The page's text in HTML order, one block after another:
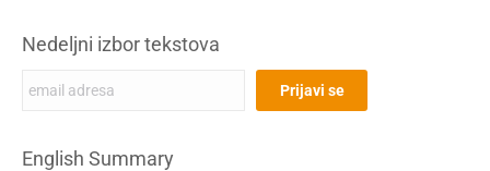
Nedeljni izbor tekstova
English Summary